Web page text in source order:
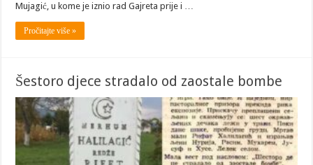
Mujagić, u kome je iz­nio rad Gajreta prije i …
Pročitajte više »
Šestoro djece stradalo od zaostale bombe